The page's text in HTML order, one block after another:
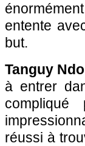
entente
but.
Tanguy
à entrer
réussi à